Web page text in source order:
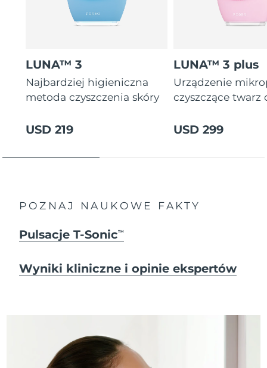
LUNA™ 3
Najbardziej higieniczna
metoda czyszczenia skóry
USD 219
LUNA™ 3 plus
Urządzenie
czyszczące twarz
USD 299
POZNAJ NAUKOWE FAKTY
Pulsacje T-SonicTM
Wyniki kliniczne i opinie ekspertów